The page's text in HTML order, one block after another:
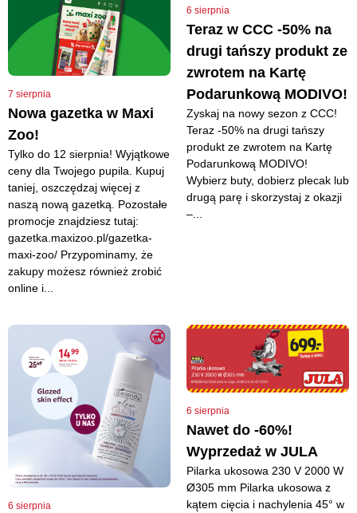
7 sierpnia
Nowa gazetka w Maxi
Zoo!
Tylko do 12 sierpnia! Wyjątkowe
ceny dla Twojego pupila. Kupuj
taniej, oszczędzaj więcej z
naszą nową gazetką. Pozostałe
promocje znajdziesz tutaj:
gazetka.maxizoo.pl/gazetka-
maxi-zoo/ Przypominamy, że
zakupy możesz również zrobić
online i...
6 sierpnia
Teraz w CCC -50% na
drugi tańszy produkt ze
zwrotem na Kartę
Podarunkową MODIVO!
Zyskaj na nowy sezon z CCC!
Teraz -50% na drugi tańszy
produkt ze zwrotem na Kartę
Podarunkową MODIVO!
Wybierz buty, dobierz plecak lub
drugą parę i skorzystaj z okazji
–...
6 sierpnia
6 sierpnia
Nawet do -60%!
Wyprzedaż w JULA
Pilarka ukosowa 230 V 2000 W
Ø305 mm Pilarka ukosowa z
kątem cięcia i nachylenia 45° w